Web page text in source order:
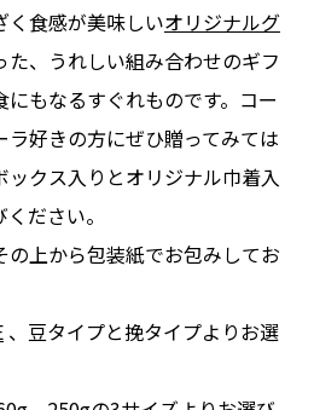
く食感が美味しいオリジナルグ
た、うれしい組み合わせのギフ
にもなるすぐれものです。コー
ラ好きの方にぜひ贈ってみては
ックス入りとオリジナル巾着入
ださい。
の上から包装紙でお包みしてお
、豆タイプと挽タイプよりお選